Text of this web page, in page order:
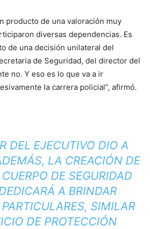
producto de una valoración muy
diversas dependencias. Es
de una decisión unilateral del
de Seguridad, del director del
no. Y eso es lo que va a ir
la carrera policial”, afirmó.
DEL EJECUTIVO DIO A
LA CREACIÓN DE
DE SEGURIDAD
A BRINDAR
SIMILAR
DE PROTECCIÓN